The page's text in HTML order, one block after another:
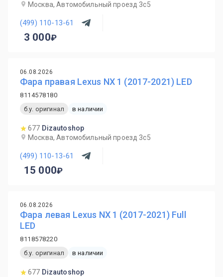
Москва, Автомобильный проезд 3с5
(499) 110-13-61
3 000
06.08.2026
Фара правая Lexus NX 1 (2017-2021) LED
8114578180
б.у. оригинал
в наличии
677 Dizautoshop
Москва, Автомобильный проезд 3с5
(499) 110-13-61
15 000
06.08.2026
Фара левая Lexus NX 1 (2017-2021) Full
LED
8118578220
б.у. оригинал
в наличии
677 Dizautoshop